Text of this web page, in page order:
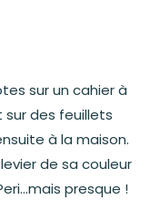
sur un cahier à
des feuillets
à la maison.
de sa couleur
presque !